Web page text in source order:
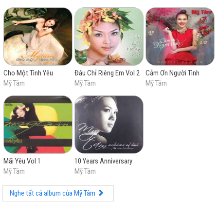
(2003) giúp cô lập kỷ lục về doanh số bán ra tại thị
trường trong nước. Mỹ Tâm tiếp tục phát hành một
chuỗi các sản phẩm âm nhạc thành công về mặt
chuyên môn và thương mại, bao gồm các album đề cử
cho giải Cống hiến Hoàng hôn thức giấc (2005), Vút
bay (2006), Trở lại (2008). Năm 2004, Mỹ Tâm tổ chức
chương trình biểu diễn "Liveshow Ngày ấy & bây giờ",
có mức kinh phí đầu tư lớn nhất tại Việt Nam lúc đó.
Trong thập niên 2010, cô thực hiện chuyến lưu diễn
Heartbeat và phát hành Tâm (2013), Tâm 9 (2017), liên
tiếp gặt hái thành công thương mại. Bên cạnh việc tự
sáng tác, cô còn hát các ca khúc của tác giả khác như
"Tóc nâu môi trầm", "Họa mi tóc nâu", "Ước gì", "Hát với
dòng sông", "Xích lô" hay "Cây đàn sinh viên". Kể từ
năm 2022, Mỹ Tâm tổ chức liveshow thường niên mang
tên My Soul 1981.
Mỹ Tâm nằm trong danh sách những nghệ sĩ thu âm
bán đĩa nhạc chạy nhất tại Việt Nam, với doanh thu
khoảng 2 triệu bản. Trong suốt sự nghiệp âm nhạc của
Cho Một Tình Yêu
Mỹ Tâm
Đâu Chỉ Riêng Em Vol 2
Mỹ Tâm
Cảm Ơn Người Tình
Mỹ Tâm
Mãi Yêu Vol 1
Mỹ Tâm
10 Years Anniversary
Mỹ Tâm
Nghe tất cả album của Mỹ Tâm